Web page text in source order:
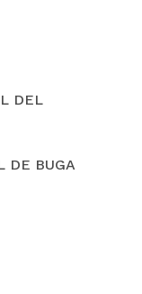
DEL
DE BUGA